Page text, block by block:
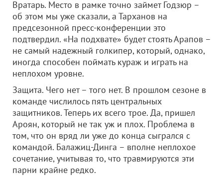
Вратарь. Место в рамке точно займет Годзюр –
об этом мы уже сказали, а Тарханов на
предсезонной пресс-конференции это
подтвердил. «На подхвате» будет стоять Арапов –
не самый надежный голкипер, который, однако,
иногда способен поймать кураж и играть на
неплохом уровне.
Защита. Чего нет – того нет. В прошлом сезоне в
команде числилось пять центральных
защитников. Теперь их всего трое. Да, пришел
Ароян, который не так уж и плох. Проблема в
том, что он вряд ли уже до конца сыгрался с
командой. Балажиц-Динга – вполне неплохое
сочетание, учитывая то, что травмируются эти
парни крайне редко.